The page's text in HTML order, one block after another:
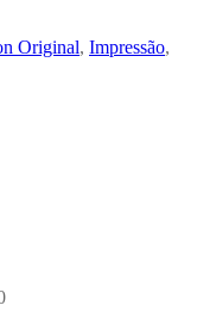
Original, Impressão,